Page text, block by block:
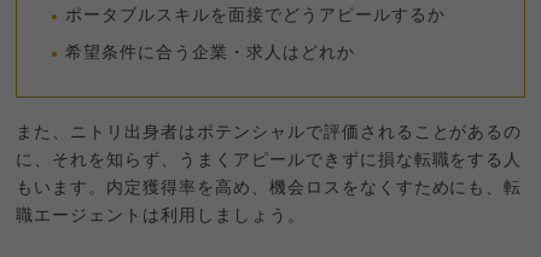
ポータブルスキルを面接でどうアピールするか
希望条件に合う企業・求人はどれか
また、ニトリ出身者はポテンシャルで評価されることがあるの
に、それを知らず、うまくアピールできずに損な転職をする人
もいます。内定獲得率を高め、機会ロスをなくすためにも、転
職エージェントは利用しましょう。